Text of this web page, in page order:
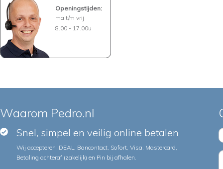
Openingstijden:
ma t/m vrij
8.00 - 17.00u
Waarom Pedro.nl
Snel, simpel en veilig online betalen
Wij accepteren iDEAL, Bancontact, Sofort, Visa, Mastercard,
Betaling achteraf (zakelijk) en Pin bij afhalen.